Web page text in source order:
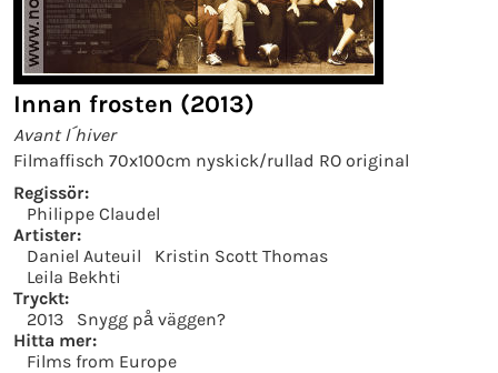
Innan frosten (2013)
Avant l´hiver
Filmaffisch 70x100cm nyskick/rullad RO original
Regissör:
Philippe Claudel
Artister:
Daniel Auteuil
Kristin Scott Thomas
Leila Bekhti
Tryckt:
2013
Snygg på väggen?
Hitta mer:
Films from Europe